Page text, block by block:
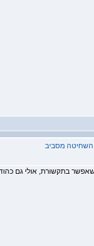
השחיטה מסביב
שאפשר בתקשורת, אולי גם